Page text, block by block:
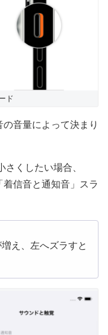
ド
音量によって決まり
くしたい場合、
着信音と通知音」スラ
え、左へズラすと